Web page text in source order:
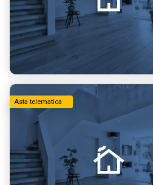
Asta telematica